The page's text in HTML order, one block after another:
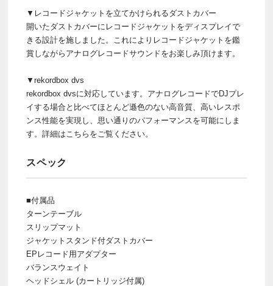
▼レコードジャケットを立てかけられるダストカバー
開いたダストカバーにレコードジャケットをディスプレイで
きる設計を施しました。これによりレコードジャケットを鑑
賞しながらアナログレコードサウンドをお楽しみ頂けます。
▼rekordbox dvs
rekordbox dvsに対応しています。アナログレコードでDJプレ
イする場合と比べてほとんど遜色のない高音質、高いレスポ
ンス性能を実現し、思い通りのパフォーマンスを可能にしま
す。詳細はこちらをご覧ください。
スペック
■付属品
ターンテーブル
スリップマット
ジャケットスタンド付ダストカバー
EPレコード用アダプター
バランスウェイト
ヘッドシェル (カートリッジ付属)